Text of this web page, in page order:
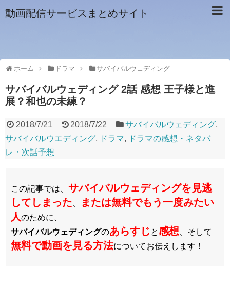
動画配信サービスまとめサイト
ホーム ドラマ サバイバルウェディング
サバイバルウェディング 2話 感想 王子様と進
展？和也の未練？
2018/7/21 2018/7/22 サバイバルウェディング,
サバイバルウエディング, ドラマ, ドラマの感想・ネタバ
レ・次話予想
この記事では、 サバイバルウェディングを見逃
してしまった
または無料でもう一度みたい
人のために、
サバイバルウェディングのあらすじ と感想 、そして
無料で動画を見る方法についてお伝えします！